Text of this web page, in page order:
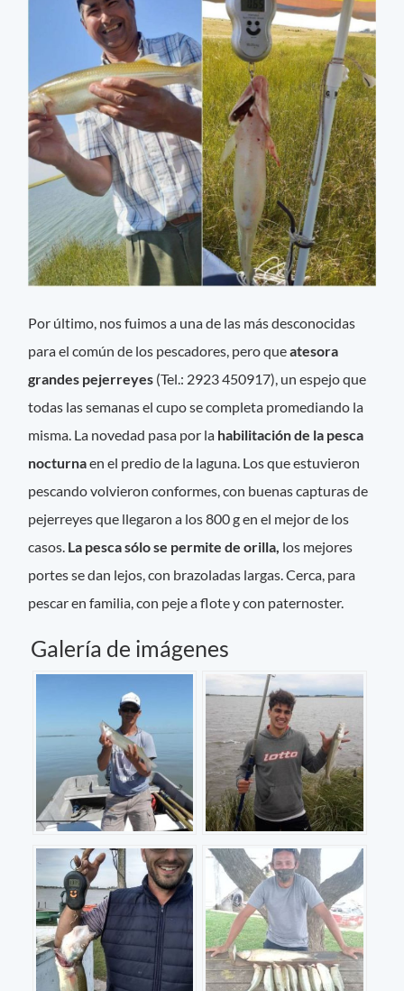
Por último, nos fuimos a una de las más desconocidas
para el común de los pescadores, pero queatesora
grandes pejerreyes (Tel.: 2923 450917), un espejo que
todas las semanas el cupo se completa promediando la
misma. La novedad pasa por la habilitación de la pesca
nocturnaen el predio de la laguna. Los que estuvieron
pescando volvieron conformes, con buenas capturas de
pejerreyes que llegaron a los 800 g en el mejor de los
casos. La pesca sólo se permite de orilla, los mejores
portes se dan lejos, con brazoladas largas. Cerca, para
pescar en familia, con peje a flote y con paternoster.
Galería de imágenes